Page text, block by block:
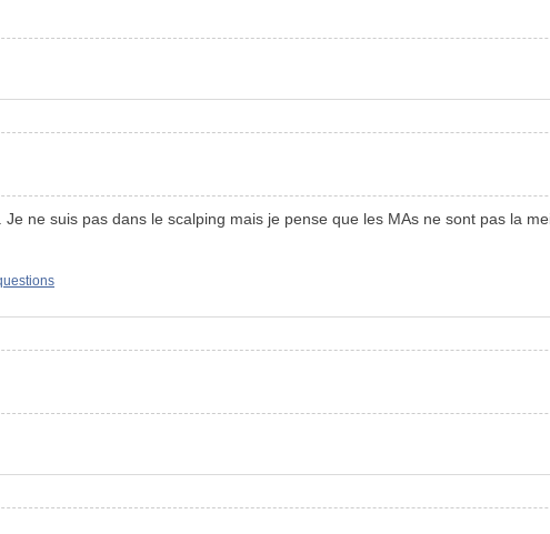
ne suis pas dans le scalping mais je pense que les MAs ne sont pas la